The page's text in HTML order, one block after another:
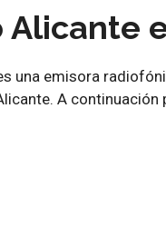
Alicante
una emisora
A